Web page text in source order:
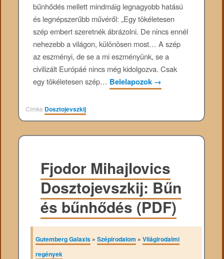
bűnhődés mellett mindmáig legnagyobb hatású
és legnépszerűbb művéről: „Egy tökéletesen
szép embert szeretnék ábrázolni. De nincs ennél
nehezebb a világon, különösen most… A szép
az eszményi, de se a mi eszményünk, se a
civilizált Európáé nincs még kidolgozva. Csak
egy tökéletesen szép… Belelapozok →
Címke Dosztojevszkij
Fjodor Mihajlovics
Dosztojevszkij: Bűn
és bűnhődés (PDF)
Gutemberg Galaxis »Szépirodalom »Világirodalmi
regények